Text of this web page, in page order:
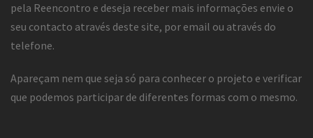
pela Reencontro e deseja receber mais informações envie o
seu contacto através deste site, por email ou através do
telefone.
Apareçam nem que seja só para conhecer o projeto e verificar
que podemos participar de diferentes formas com o mesmo.